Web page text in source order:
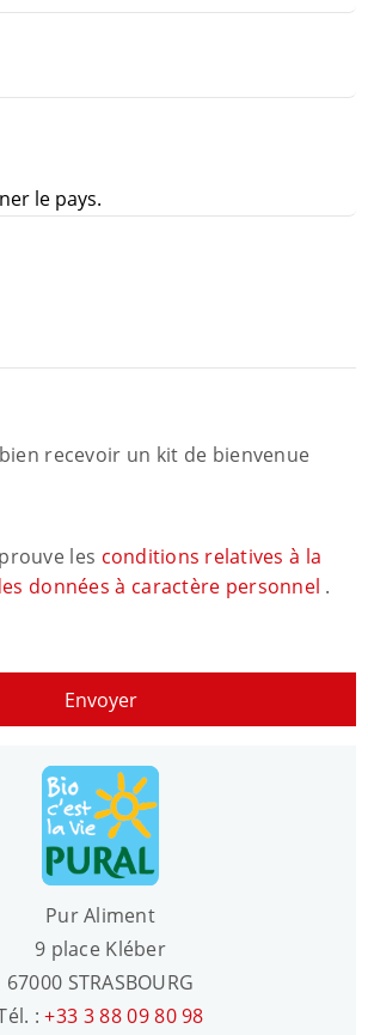
recevoir un kit de bienvenue
les conditions relatives à la
données à caractère personnel .
Envoyer
Pur Aliment
9 place Kléber
67000 STRASBOURG
:+33 3 88 09 80 98